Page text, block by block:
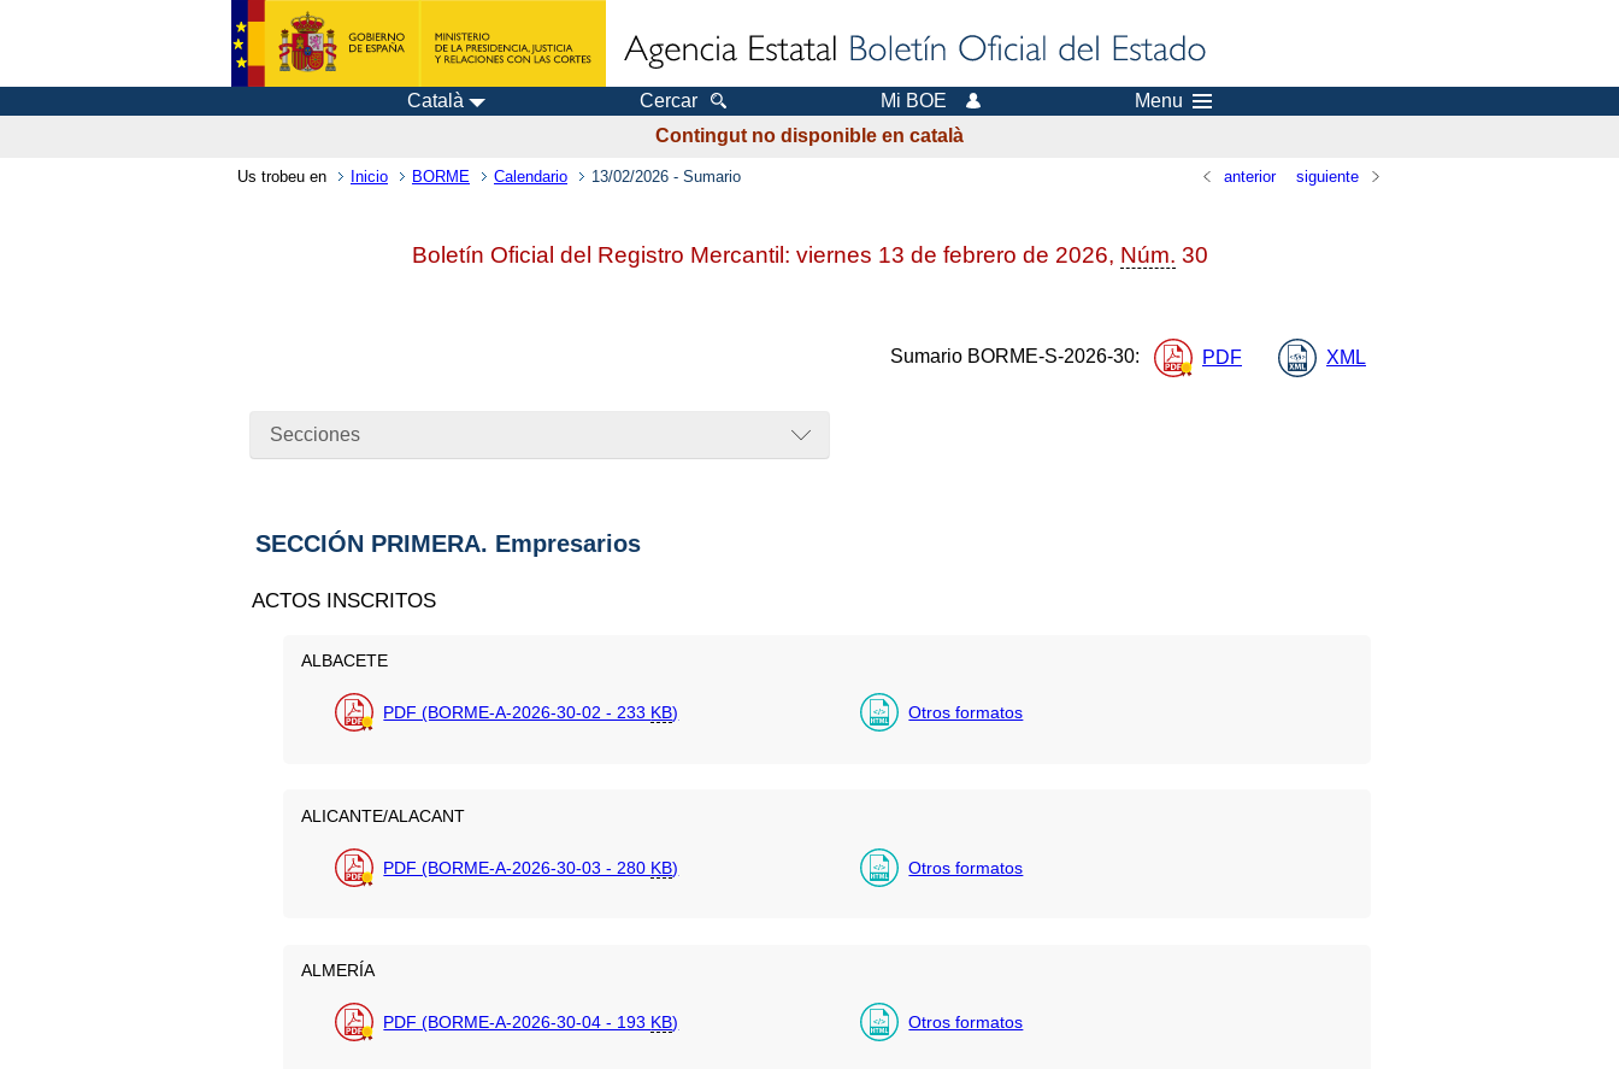
Català Cercar Mi BOE
Menu
Contingut no disponible en català
Us trobeu en Inicio BORME Calendario 13/02/2026 - Sumario anterior siguiente
Boletín Oficial del Registro Mercantil: viernes 13 de febrero de 2026, Núm. 30
Sumario BORME-S-2026-30: PDF XML
Secciones
SECCIÓN PRIMERA. Empresarios
ACTOS INSCRITOS
ALBACETE
PDF (BORME-A-2026-30-02 - 233 KB) Otros formatos
ALICANTE/ALACANT
PDF (BORME-A-2026-30-03 - 280 KB) Otros formatos
ALMERÍA
PDF (BORME-A-2026-30-04 - 193 KB) Otros formatos